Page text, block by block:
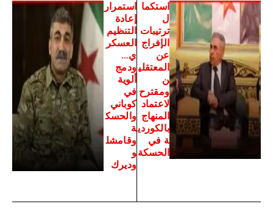
استكما
ل
ترتيبات
الإفراج
عن
المعتقلي
ن
ومقترح
لاعتماد
المنهاج
بالكوردي
ة في
الحسكة
استمرار
إعادة
التنظيم
العسكر
ي…
ودمج
ألوية
في
كوباني
والحسك
ة
وقامشل
و
وديرك